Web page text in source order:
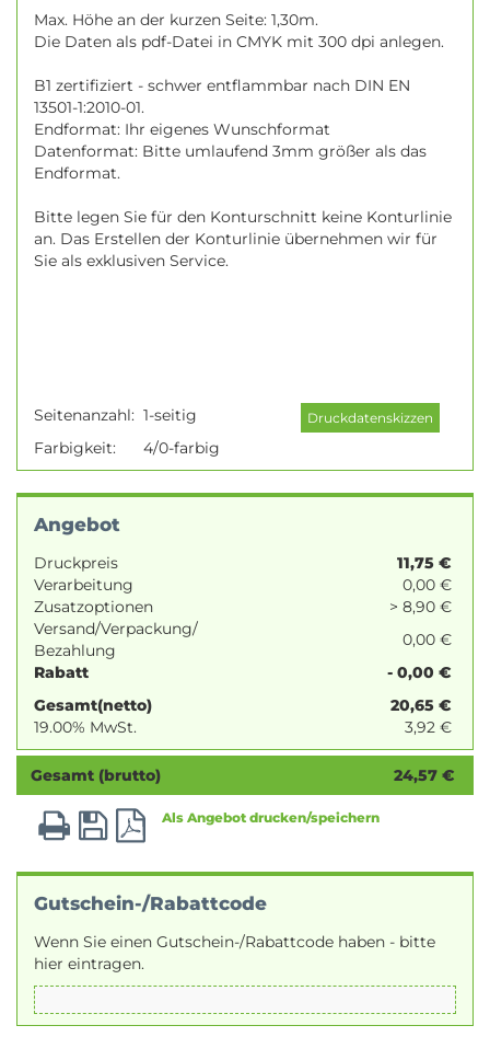
Max. Höhe an der kurzen Seite: 1,30m.
Die Daten als pdf-Datei in CMYK mit 300 dpi anlegen.
B1 zertifiziert - schwer entflammbar nach DIN EN
13501-1:2010-01.
Endformat: Ihr eigenes Wunschformat
Datenformat: Bitte umlaufend 3mm größer als das
Endformat.
Bitte legen Sie für den Konturschnitt keine Konturlinie
an. Das Erstellen der Konturlinie übernehmen wir für
Sie als exklusiven Service.
Seitenanzahl: 1-seitig
Farbigkeit:
4/0-farbig
Angebot
Druckpreis 11,75 €
Verarbeitung
0,00 €
Zusatzoptionen
> 8,90 €
Versand/Verpackung/
Bezahlung
0,00 €
Rabatt
- 0,00 €
Gesamt(netto)
20,65 €
19.00% MwSt.
3,92 €
Gesamt (brutto) 24,57 €
Als Angebot drucken/speichern
Gutschein-/Rabattcode
Wenn Sie einen Gutschein-/Rabattcode haben - bitte
hier eintragen.